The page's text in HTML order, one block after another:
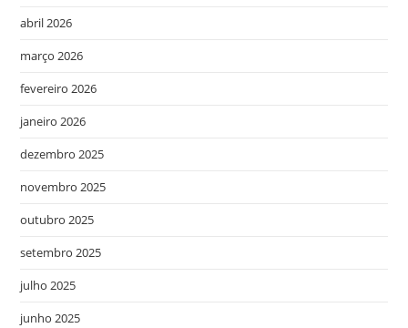
abril 2026
março 2026
fevereiro 2026
janeiro 2026
dezembro 2025
novembro 2025
outubro 2025
setembro 2025
julho 2025
junho 2025